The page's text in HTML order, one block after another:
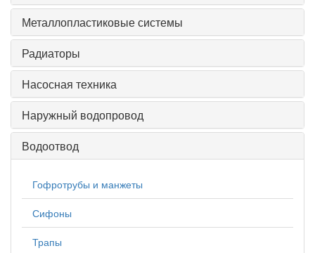
Металлопластиковые системы
Радиаторы
Насосная техника
Наружный водопровод
Водоотвод
Гофротрубы и манжеты
Сифоны
Трапы